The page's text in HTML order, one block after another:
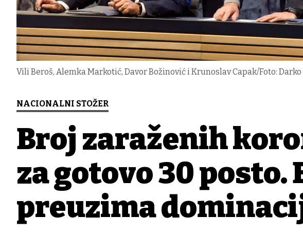
Vili Beroš, Alemka Markotić, Davor Božinović i Krunoslav Capak/Foto: Darko
NACIONALNI STOŽER
Broj zaraženih
za gotovo 30
preuzima